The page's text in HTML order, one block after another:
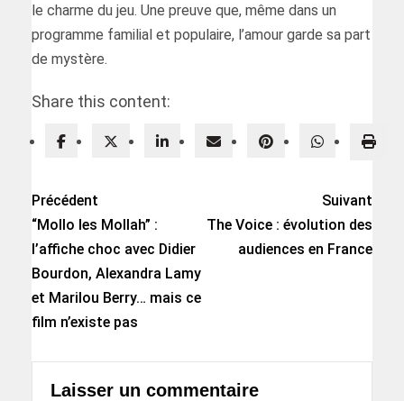
le charme du jeu. Une preuve que, même dans un
programme familial et populaire, l’amour garde sa part
de mystère.
Share this content:
Précédent
“Mollo les Mollah” :
l’affiche choc avec Didier
Bourdon, Alexandra Lamy
et Marilou Berry… mais ce
film n’existe pas
Suivant
The Voice : évolution des
audiences en France
Laisser un commentaire